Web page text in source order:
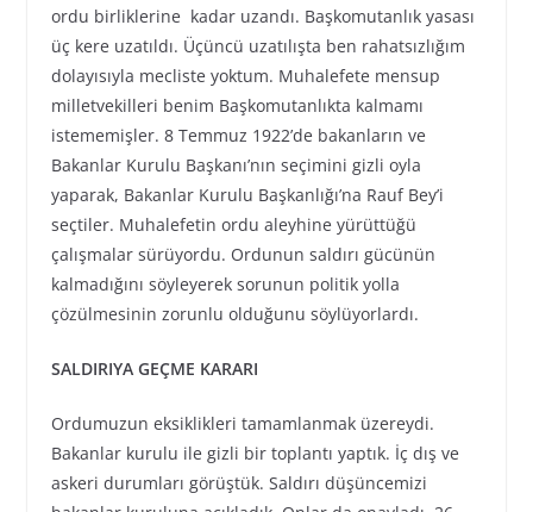
ordu birliklerine kadar uzandı. Başkomutanlık yasası
üç kere uzatıldı. Üçüncü uzatılışta ben rahatsızlığım
dolayısıyla mecliste yoktum. Muhalefete mensup
milletvekilleri benim Başkomutanlıkta kalmamı
istememişler. 8 Temmuz 1922’de bakanların ve
Bakanlar Kurulu Başkanı’nın seçimini gizli oyla
yaparak, Bakanlar Kurulu Başkanlığı’na Rauf Bey’i
seçtiler. Muhalefetin ordu aleyhine yürüttüğü
çalışmalar sürüyordu. Ordunun saldırı gücünün
kalmadığını söyleyerek sorunun politik yolla
çözülmesinin zorunlu olduğunu söylüyorlardı.
SALDIRIYA GEÇME KARARI
Ordumuzun eksiklikleri tamamlanmak üzereydi.
Bakanlar kurulu ile gizli bir toplantı yaptık. İç dış ve
askeri durumları görüştük. Saldırı düşüncemizi